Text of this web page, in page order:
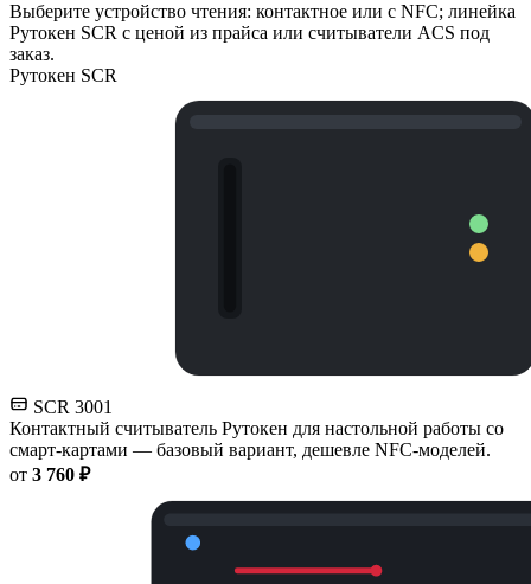
Выберите устройство чтения: контактное или с NFC; линейка
Рутокен SCR с ценой из прайса или считыватели ACS под
заказ.
Рутокен SCR
SCR 3001
Контактный считыватель Рутокен для настольной работы со
смарт-картами — базовый вариант, дешевле NFC-моделей.
от 3 760 ₽